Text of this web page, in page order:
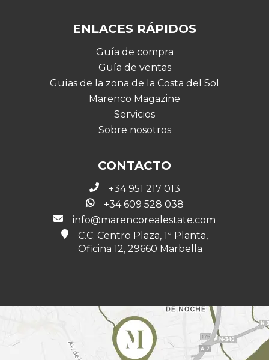
ENLACES RÁPIDOS
Guía de compra
Guía de ventas
Guías de la zona de la Costa del Sol
Marenco Magazine
Servicios
Sobre nosotros
CONTACTO
+34 951 217 013
+34 609 528 038
info@marencorealestate.com
C.C. Centro Plaza, 1ª Planta,
Oficina 12, 29660 Marbella